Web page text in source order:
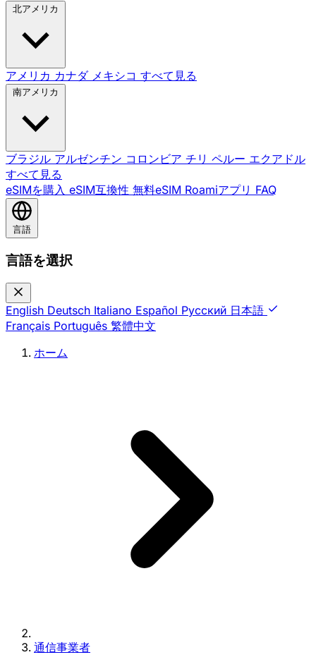
北アメリカ
アメリカ カナダ メキシコ すべて見る
南アメリカ
ブラジル アルゼンチン コロンビア チリ ペルー エクアドル
すべて見る
eSIMを購入 eSIM互換性 無料eSIM Roamiアプリ FAQ
言語
言語を選択
English Deutsch Italiano Español Русский 日本語
Français Português 繁體中文
ホーム
通信事業者